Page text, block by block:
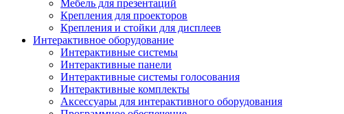
Мебель для презентаций
Крепления для проекторов
Крепления и стойки для дисплеев
Интерактивное оборудование
Интерактивные системы
Интерактивные панели
Интерактивные системы голосования
Интерактивные комплекты
Аксессуары для интерактивного оборудования